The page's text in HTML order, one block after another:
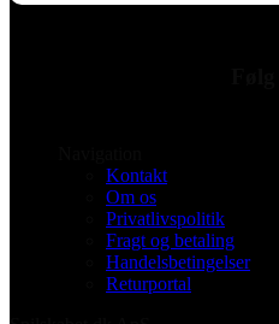
Kontakt
Om os
Privatlivspolitik
Fragt og betaling
Handelsbetingelser
Returportal